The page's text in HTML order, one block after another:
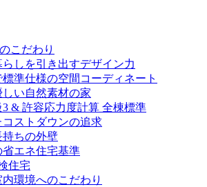
こだわり
しを引き出すデザイン力
準仕様の空間コーディネート
い自然素材の家
& 許容応力度計算 全棟標準
コストダウンの追求
持ちの外壁
省エネ住宅基準
住宅
環境へのこだわり